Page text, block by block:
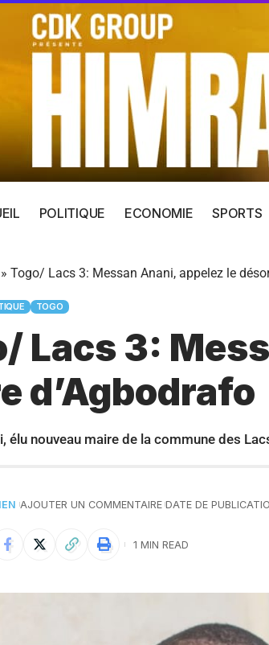
POLITIQUE ECONOMIE SPORTS
» Togo/ Lacs 3: Messan Anani, appelez le
TOGO
Lacs 3:
d’Agbodrafo
élu nouveau maire de la commune des
AJOUTER UN COMMENTAIRE DATE DE
1 MIN READ